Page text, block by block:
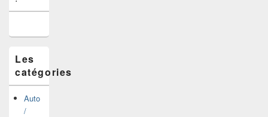
latérale
Les
catégories
Auto
/